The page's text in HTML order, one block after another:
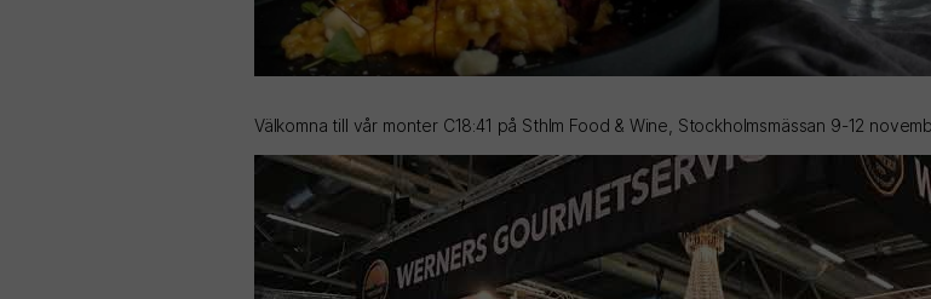
Välkomna till vår monter C18:41 på Sthlm Food & Wine, Stockholmsmässan 9-12